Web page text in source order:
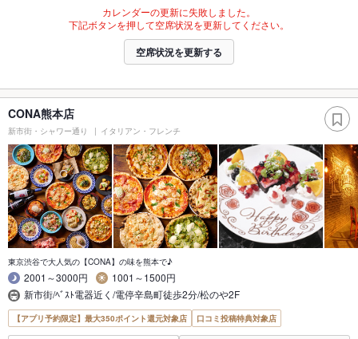
カレンダーの更新に失敗しました。
下記ボタンを押して空席状況を更新してください。
空席状況を更新する
CONA熊本店
新市街・シャワー通り イタリアン・フレンチ
東京渋谷で大人気の【CONA】の味を熊本で♪
2001～3000円
1001～1500円
新市街/ﾍﾞｽﾄ電器近く/電停辛島町徒歩2分/松のや2F
【アプリ予約限定】最大350ポイント還元対象店 口コミ投稿特典対象店